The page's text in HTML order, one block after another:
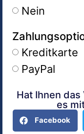
Nein
Kreditkarte
PayPal
Alternative:
Hat Ihnen
es
Facebook